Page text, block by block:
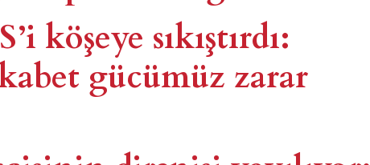
köşeye sıkıştırdı:
gücümüz zarar